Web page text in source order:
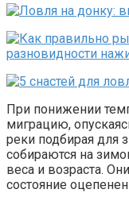
При понижении
миграцию,
реки подбирая для
собираются на
веса и возраста.
состояние